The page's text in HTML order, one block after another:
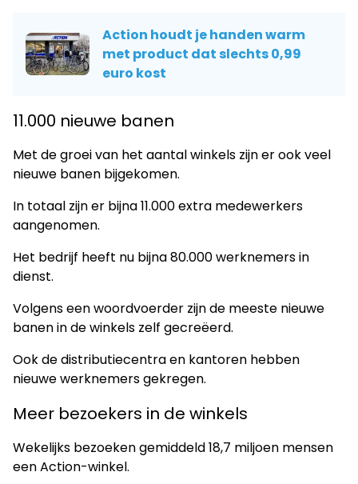
Action houdt je handen warm
met product dat slechts 0,99
euro kost
11.000 nieuwe banen
Met de groei van het aantal winkels zijn er ook veel
nieuwe banen bijgekomen.
In totaal zijn er bijna 11.000 extra medewerkers
aangenomen.
Het bedrijf heeft nu bijna 80.000 werknemers in
dienst.
Volgens een woordvoerder zijn de meeste nieuwe
banen in de winkels zelf gecreëerd.
Ook de distributiecentra en kantoren hebben
nieuwe werknemers gekregen.
Meer bezoekers in de winkels
Wekelijks bezoeken gemiddeld 18,7 miljoen mensen
een Action-winkel.